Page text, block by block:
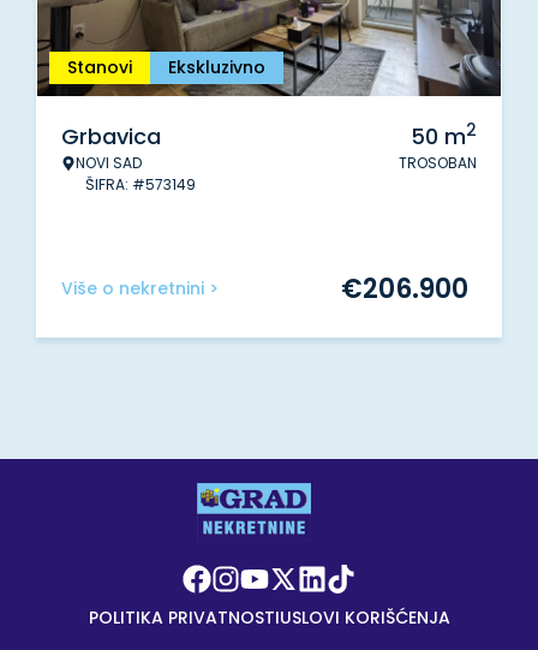
Stanovi Ekskluzivno
Grbavica
NOVI SAD
ŠIFRA: #573149
50 m2
TROSOBAN
Više o nekretnini > €206.900
POLITIKA PRIVATNOSTIUSLOVI KORIŠĆENJA